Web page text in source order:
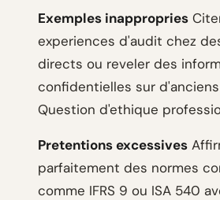
Exemples inappropries
experiences d'audit chez
directs ou reveler des
confidentielles sur
Question d'ethique
Pretentions excessives
parfaitement des normes
comme IFRS 9 ou ISA 540